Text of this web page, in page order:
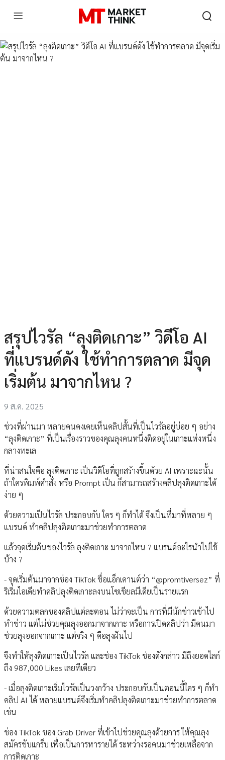
สรุปไวรัล “ลุงติดเกาะ” วิดีโอ AI
ที่แบรนด์ดัง ใช้ทำการตลาด มีจุด
เริ่มต้น มาจากไหน ?
9 ส.ค. 2025
ช่วงที่ผ่านมา หลายคนคงเคยเห็นคลิปสั้นที่เป็นไวรัลอยู่บ่อย ๆ อย่าง
“ลุงติดเกาะ” ที่เป็นเรื่องราวของคุณลุงคนหนึ่งติดอยู่ในเกาะแห่งหนึ่ง
กลางทะเล
ที่น่าสนใจคือ ลุงติดเกาะ เป็นวิดีโอที่ถูกสร้างขึ้นด้วย AI เพราะฉะนั้น
ถ้าใครพิมพ์คำสั่ง หรือ Prompt เป็น ก็สามารถสร้างคลิปลุงติดเกาะได้
ง่าย ๆ
ด้วยความเป็นไวรัล ประกอบกับ ใคร ๆ ก็ทำได้ จึงเป็นที่มาที่หลาย ๆ
แบรนด์ ทำคลิปลุงติดเกาะมาช่วยทำการตลาด
แล้วจุดเริ่มต้นของไวรัล ลุงติดเกาะ มาจากไหน ? แบรนด์อะไรนำไปใช้
บ้าง ?
- จุดเริ่มต้นมาจากช่อง TikTok ชื่อแอ็กเคานต์ว่า “@promtiversez” ที่
ริเริ่มไอเดียทำคลิปลุงติดเกาะลงบนโซเชียลมีเดียเป็นรายแรก
ด้วยความตลกของคลิปแต่ละตอน ไม่ว่าจะเป็น การที่มีนักข่าวเข้าไป
ทำข่าว แต่ไม่ช่วยคุณลุงออกมาจากเกาะ หรือการเปิดคลิปว่า มีคนมา
ช่วยลุงออกจากเกาะ แต่จริง ๆ คือลุงฝันไป
จึงทำให้ลุงติดเกาะเป็นไวรัล และช่อง TikTok ช่องดังกล่าว มีถึงยอดไลก์
ถึง 987,000 Likes เลยทีเดียว
- เมื่อลุงติดเกาะเริ่มไวรัลเป็นวงกว้าง ประกอบกับเป็นตอนนี้ใคร ๆ ก็ทำ
คลิป AI ได้ หลายแบรนด์จึงเริ่มทำคลิปลุงติดเกาะมาช่วยทำการตลาด
เช่น
ช่อง TikTok ของ Grab Driver ที่เข้าไปช่วยคุณลุงด้วยการ ให้คุณลุง
สมัครขับแกร็บ เพื่อเป็นการหารายได้ ระหว่างรอคนมาช่วยเหลือจาก
การติดเกาะ